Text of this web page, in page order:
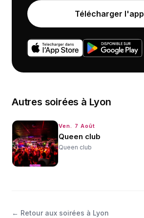
Télécharger l'app
Autres soirées à Lyon
Ven. 7 Août
Queen club
Queen club
← Retour aux soirées à Lyon